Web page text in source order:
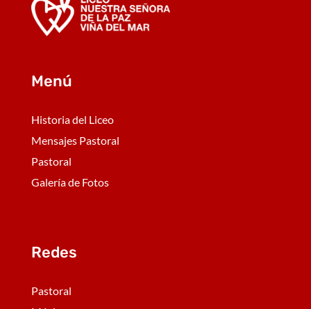
Menú
Historia del Liceo
Mensajes Pastoral
Pastoral
Galería de Fotos
Redes
Pastoral